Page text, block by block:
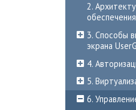
2.
3. Способы
экрана
4.
5.
6.